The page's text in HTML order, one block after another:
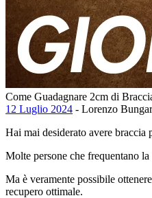
Come Guadagnare 2cm di
12 Luglio 2024 - Lorenzo
Hai mai desiderato avere braccia
Molte persone che frequentano
Ma è veramente possibile
recupero ottimale.